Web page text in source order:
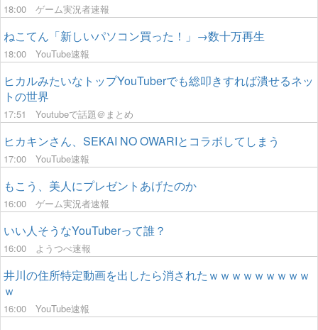
18:00 ゲーム実況者速報
ねこてん「新しいパソコン買った！」→数十万再生
18:00 YouTube速報
ヒカルみたいなトップYouTuberでも総叩きすれば潰せるネッ
トの世界
17:51 Youtubeで話題＠まとめ
ヒカキンさん、SEKAI NO OWARIとコラボしてしまう
17:00 YouTube速報
もこう、美人にプレゼントあげたのか
16:00 ゲーム実況者速報
いい人そうなYouTuberって誰？
16:00 ようつべ速報
井川の住所特定動画を出したら消されたｗｗｗｗｗｗｗｗｗ
ｗ
16:00 YouTube速報